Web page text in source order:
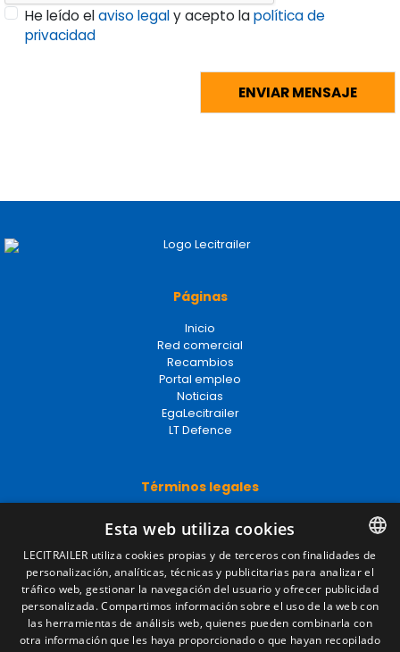
He leído elaviso legaly acepto lapolítica de
privacidad
Páginas
Inicio
Red comercial
Recambios
Portal empleo
Noticias
EgaLecitrailer
LT Defence
Términos legales
Política de privacidad
Política de cookies
Condiciones generales de venta
Gestionar cookies
Contacto
SPANISH
ENGLISH
FRENCH
Esta web utiliza cookies
LECITRAILER utiliza cookies propias y de terceros con finalidades de
personalización, analíticas, técnicas y publicitarias para analizar el
tráfico web, gestionar la navegación del usuario y ofrecer publicidad
personalizada. Compartimos información sobre el uso de la web con
las herramientas de análisis web, quienes pueden combinarla con
otra información que les haya proporcionado o que hayan recopilado